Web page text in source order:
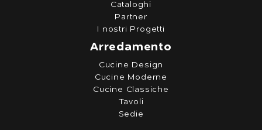
Cataloghi
Partner
I nostri Progetti
Arredamento
Cucine Design
Cucine Moderne
Cucine Classiche
Tavoli
Sedie